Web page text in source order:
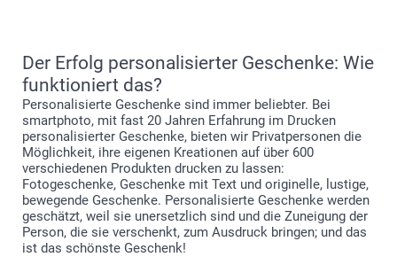
Der Erfolg personalisierter Geschenke: Wie
funktioniert das?
Personalisierte Geschenke sind immer beliebter. Bei
smartphoto, mit fast 20 Jahren Erfahrung im Drucken
personalisierter Geschenke, bieten wir Privatpersonen die
Möglichkeit, ihre eigenen Kreationen auf über 600
verschiedenen Produkten drucken zu lassen:
Fotogeschenke, Geschenke mit Text und originelle, lustige,
bewegende Geschenke. Personalisierte Geschenke werden
geschätzt, weil sie unersetzlich sind und die Zuneigung der
Person, die sie verschenkt, zum Ausdruck bringen; und das
ist das schönste Geschenk!